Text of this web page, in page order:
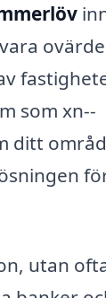
som xn--
ditt
utan